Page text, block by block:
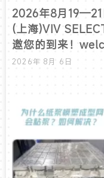
2026年8月
(上海)VIV
邀您的到来！
2026年 8月 6日